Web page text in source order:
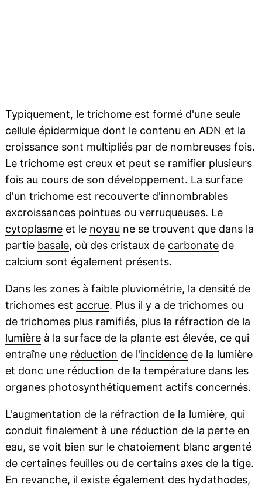
Typiquement, le trichome est formé d'une seule
celluleépidermique dont le contenu en ADN et la
croissance sont multipliés par de nombreuses fois.
Le trichome est creux et peut se ramifier plusieurs
fois au cours de son développement. La surface
d'un trichome est recouverte d'innombrables
excroissances pointues ou verruqueuses. Le
cytoplasmeet le noyau ne se trouvent que dans la
partie basale, où des cristaux de carbonatede
calcium sont également présents.
Dans les zones à faible pluviométrie, la densité de
trichomes est accrue. Plus il y a de trichomes ou
de trichomes plus ramifiés, plus la réfraction de la
lumièreà la surface de la plante est élevée, ce qui
entraîne une réduction de l'incidencede la lumière
et donc une réduction de la températuredans les
organes photosynthétiquement actifs concernés.
L'augmentation de la réfraction de la lumière, qui
conduit finalement à une réduction de la perte en
eau, se voit bien sur le chatoiement blanc argenté
de certaines feuilles ou de certains axes de la tige.
En revanche, il existe également des hydathodes,